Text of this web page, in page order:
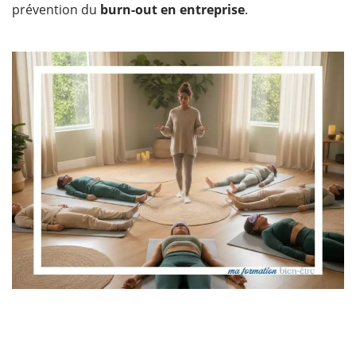
prévention du burn-out en entreprise.